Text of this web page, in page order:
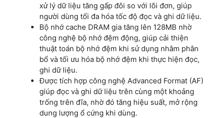
xử lý dữ liệu tăng gấp đôi so với lõi đơn, giúp
người dùng tối đa hóa tốc độ đọc và ghi dữ liệu.
Bộ nhớ cache DRAM gia tăng lên 128MB nhờ
công nghệ bộ nhớ đệm động, giúp cải thiện
thuật toán bộ nhớ đệm khi sử dụng nhằm phân
bổ và tối ưu hóa bộ nhớ đệm khi thực hiện đọc,
ghi dữ liệu.
Được tích hợp công nghệ Advanced Format (AF)
giúp đọc và ghi dữ liệu trên cùng một khoảng
trống trên đĩa, nhờ đó tăng hiệu suất, mở rộng
dung lượng ổ cứng khi dùng.